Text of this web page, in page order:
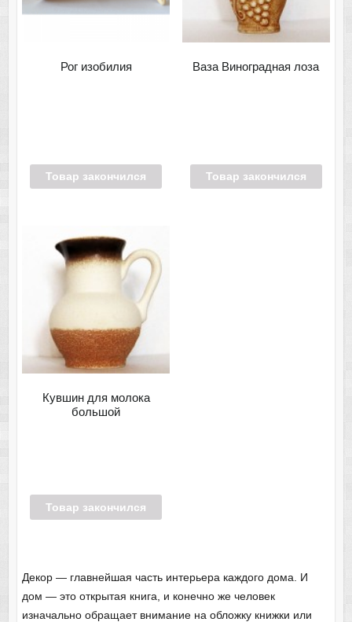
Рог изобилия
Товар закончился
Ваза Виноградная лоза
Товар закончился
Кувшин для молока
большой
Товар закончился
Декор — главнейшая часть интерьера каждого дома. И
дом — это открытая книга, и конечно же человек
изначально обращает внимание на обложку книжки или